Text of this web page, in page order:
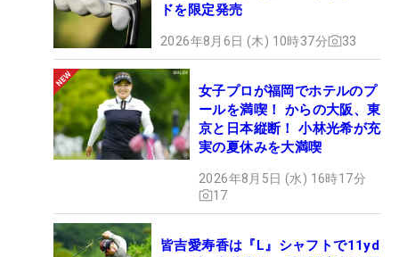
ドを限定発売
2026年8月6日 (木) 10時37分 33
女子プロが福岡でホテルのプ
ールを満喫！ からの大阪、東
京と日本縦断！ 小林光希が充
実の夏休みを大満喫
2026年8月5日 (水) 16時17分
17
皆吉愛寿香は『L』シャフトで11yd